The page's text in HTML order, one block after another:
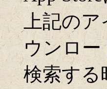
上記の
ウンロ
検索する